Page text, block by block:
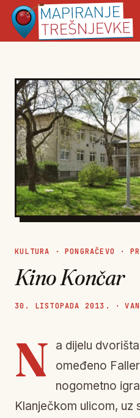
KULTURA ·PONGRAČEVO ·
Kino Končar
30. LISTOPADA 2013. ·
N
a dijelu
omeđeno
nogometno
Klanječkom ulicom, uz